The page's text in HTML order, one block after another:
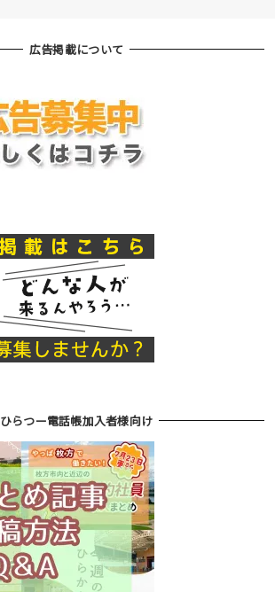
広告掲載について
ひらつー電話帳加入者様向け